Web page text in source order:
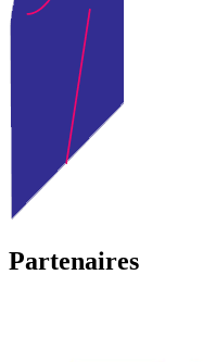
Partenaires